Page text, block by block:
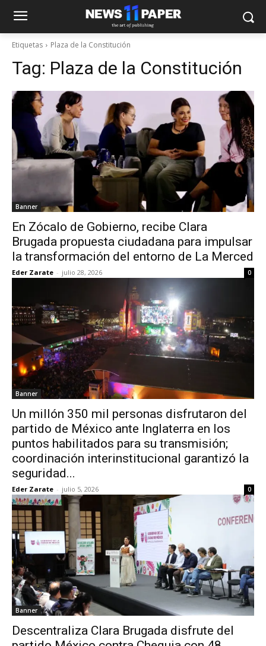
Etiquetas Plaza de la Constitución
Tag: Plaza de la Constitución
Banner
En Zócalo de Gobierno, recibe Clara
Brugada propuesta ciudadana para impulsar
la transformación del entorno de La Merced
Eder Zarate - julio 28, 2026 0
Banner
Un millón 350 mil personas disfrutaron del
partido de México ante Inglaterra en los
puntos habilitados para su transmisión;
coordinación interinstitucional garantizó la
seguridad...
Eder Zarate - julio 5, 2026 0
Banner
Descentraliza Clara Brugada disfrute del